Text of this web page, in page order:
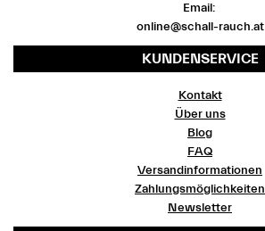
Email:
online@schall-rauch.at
KUNDENSERVICE
Kontakt
Über uns
Blog
FAQ
Versandinformationen
Zahlungsmöglichkeiten
Newsletter